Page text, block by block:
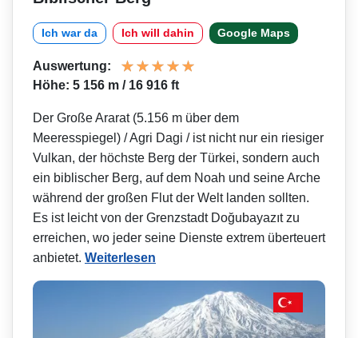
Ich war da Ich will dahin Google Maps
Auswertung:
Höhe: 5 156 m / 16 916 ft
Der Große Ararat (5.156 m über dem
Meeresspiegel) / Agri Dagi / ist nicht nur ein riesiger
Vulkan, der höchste Berg der Türkei, sondern auch
ein biblischer Berg, auf dem Noah und seine Arche
während der großen Flut der Welt landen sollten.
Es ist leicht von der Grenzstadt Doğubayazıt zu
erreichen, wo jeder seine Dienste extrem überteuert
anbietet. Weiterlesen